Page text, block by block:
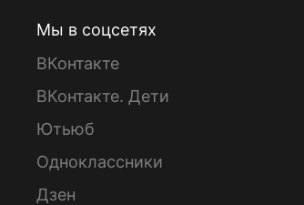
Мы в соцсетях
ВКонтакте
ВКонтакте. Дети
Ютьюб
Одноклассники
Дзен